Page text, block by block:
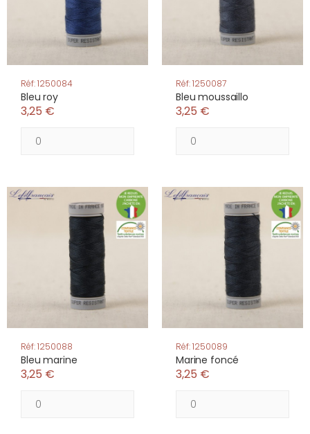
Réf: 1250084
Bleu roy
3,25 €
Réf: 1250087
Bleu moussaillo
3,25 €
Réf: 1250088
Bleu marine
3,25 €
Réf: 1250089
Marine foncé
3,25 €